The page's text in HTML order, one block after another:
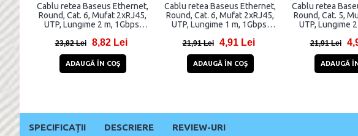
Cablu retea UGREEN NW149
Ethernet Cat. 7, mufat
2xRJ45, FTP, lungime 2m,
37,81 Lei 10,81 Lei
ADAUGĂ ÎN COŞ
Cablu pentru transfer de date
UGREEN US217, 2x SATA,
450Mbps, 50cm, Negru
24,81 Lei 7,81 Lei
ADAUGĂ ÎN COŞ
Cablu retea plat
A10-S075 Ethernet
mufat 2xRJ45, UTP,
20,81 Lei 3,81
ADAUGĂ ÎN COŞ
SPECIFICAȚII DESCRIERE REVIEW-URI